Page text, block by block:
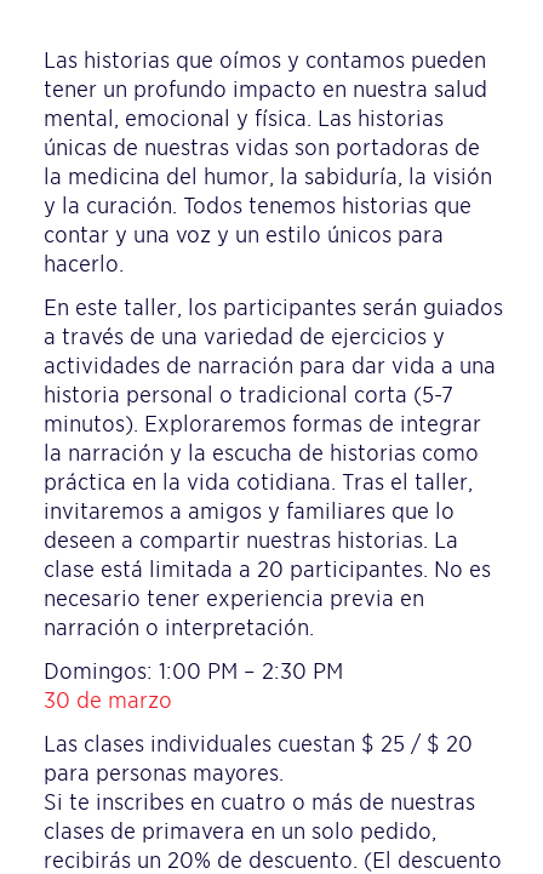
Las historias que oímos y contamos pueden
tener un profundo impacto en nuestra salud
mental, emocional y física. Las historias
únicas de nuestras vidas son portadoras de
la medicina del humor, la sabiduría, la visión
y la curación. Todos tenemos historias que
contar y una voz y un estilo únicos para
hacerlo.
En este taller, los participantes serán guiados
a través de una variedad de ejercicios y
actividades de narración para dar vida a una
historia personal o tradicional corta (5-7
minutos). Exploraremos formas de integrar
la narración y la escucha de historias como
práctica en la vida cotidiana. Tras el taller,
invitaremos a amigos y familiares que lo
deseen a compartir nuestras historias. La
clase está limitada a 20 participantes. No es
necesario tener experiencia previa en
narración o interpretación.
Domingos: 1:00 PM – 2:30 PM
30 de marzo
Las clases individuales cuestan $ 25 / $ 20
para personas mayores.
Si te inscribes en cuatro o más de nuestras
clases de primavera en un solo pedido,
recibirás un 20% de descuento. (El descuento